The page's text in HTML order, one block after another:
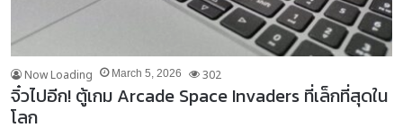
Now Loading March 5, 2026 302
จิ๋วไปอีก! ตู้เกม Arcade Space Invaders ที่เล็กที่สุดใน
โลก